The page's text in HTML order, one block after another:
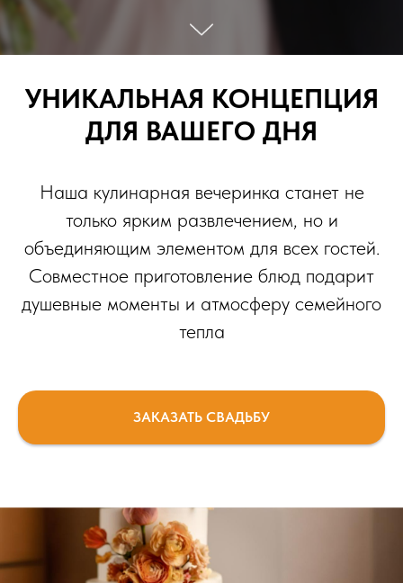
УНИКАЛЬНАЯ КОНЦЕПЦИЯ
ДЛЯ ВАШЕГО ДНЯ
Наша кулинарная вечеринка станет не
только ярким развлечением, но и
объединяющим элементом для всех гостей.
Совместное приготовление блюд подарит
душевные моменты и атмосферу семейного
тепла
ЗАКАЗАТЬ СВАДЬБУ